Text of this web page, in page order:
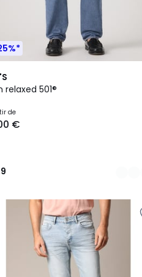
relaxed 501®
de
€